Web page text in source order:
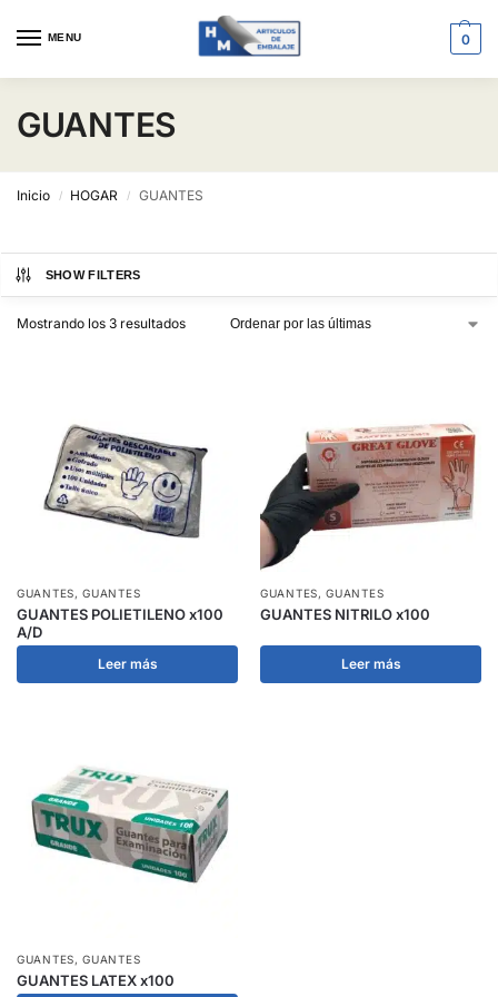
MENU 0
GUANTES
Inicio / HOGAR / GUANTES
SHOW FILTERS
Mostrando los 3 resultados
GUANTES,GUANTES
GUANTES POLIETILENO x100
A/D
Leer más
GUANTES,GUANTES
GUANTES NITRILO x100
Leer más
GUANTES,GUANTES
GUANTES LATEX x100